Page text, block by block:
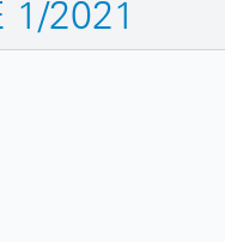
1/2021